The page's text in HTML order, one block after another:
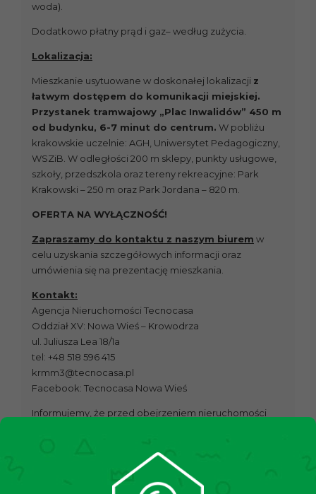
woda).
Dodatkowo płatny prąd i gaz– według zużycia.
Lokalizacja:
Mieszkanie usytuowane w doskonałej lokalizacji z
łatwym dostępem do komunikacji miejskiej.
Przystanek tramwajowy „Plac Inwalidów” 450 m
od budynku, 6-7 minut do centrum. W pobliżu
krakowskie uczelnie: AGH, Uniwersytet Pedagogiczny,
WSZiB. W odległości 200 m sklepy, punkty usługowe,
szkoły, przedszkola oraz tereny rekreacyjne: Park
Krakowski – 250 m oraz Park Jordana – 820 m.
OFERTA NA WYŁĄCZNOŚĆ!
Zapraszamy do kontaktu z naszym biurem w
celu uzyskania szczegółowych informacji oraz
umówienia się na prezentację mieszkania.
Kontakt:
Agencja Nieruchomości Tecnocasa
Oddział XV: Nowa Wieś – Krowodrza
ul. Juliusza Lea 18/1a
tel: +48 518 596 415
krmm3@tecnocasa.pl
Facebook: Tecnocasa Nowa Wieś
Informujemy, że przed obejrzeniem nieruchomości
50 m² Apartment in Kraków, Krowodrza –